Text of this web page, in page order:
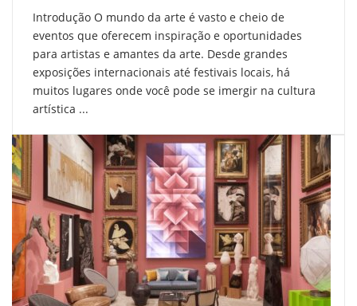
Introdução O mundo da arte é vasto e cheio de
eventos que oferecem inspiração e oportunidades
para artistas e amantes da arte. Desde grandes
exposições internacionais até festivais locais, há
muitos lugares onde você pode se imergir na cultura
artística ...